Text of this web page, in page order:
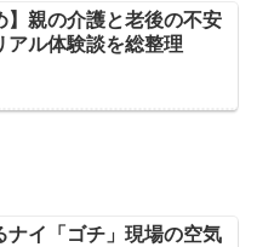
】親の介護と老後の不安
アル体験談を総整理
ナイ「ゴチ」現場の空気